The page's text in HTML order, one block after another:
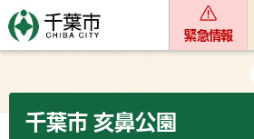
緊急情報
千葉市 亥鼻公園